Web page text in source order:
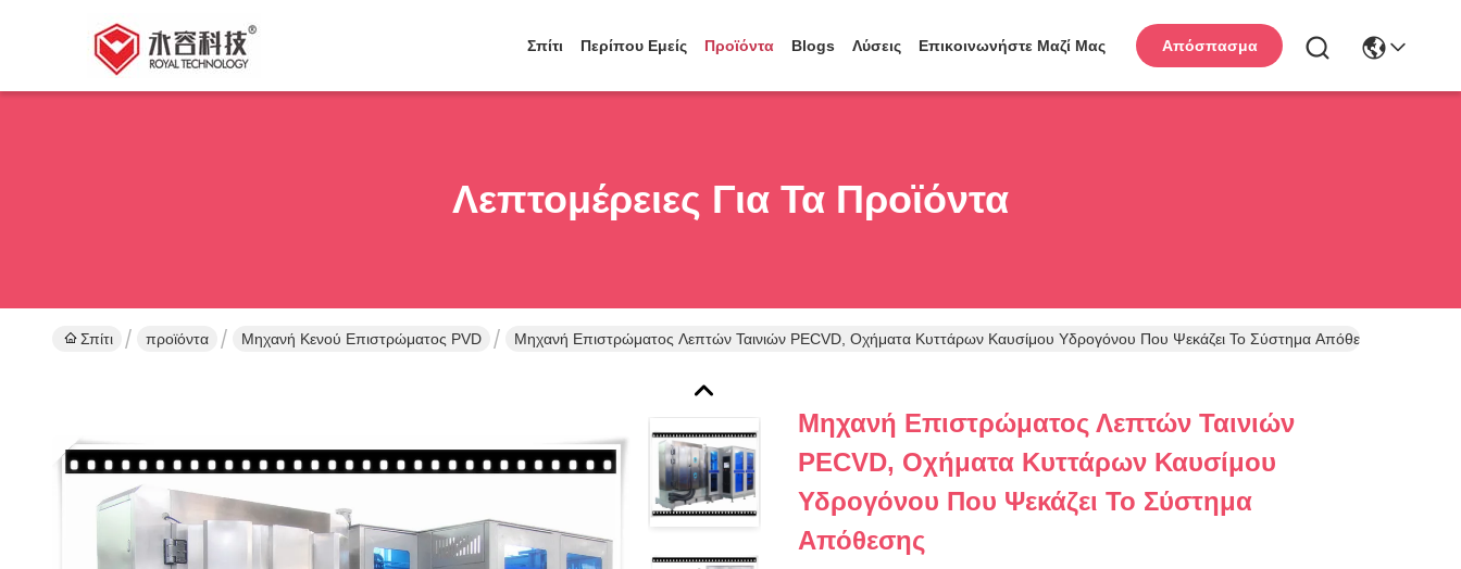
Σπίτι Περίπου Εμείς Προϊόντα Blogs Λύσεις Επικοινωνήστε Μαζί Μας Απόσπασμα
Λεπτομέρειες Για Τα Προϊόντα
Σπίτι προϊόντα Μηχανή Κενού Επιστρώματος PVD Μηχανή Επιστρώματος Λεπτών Ταινιών PECVD, Οχήματα Κυττάρων Καυσίμου Υδρογόνου Που Ψεκάζει Το Σύστημα Απόθεσης
Μηχανή Επιστρώματος Λεπτών Ταινιών
PECVD, Οχήματα Κυττάρων Καυσίμου
Υδρογόνου Που Ψεκάζει Το Σύστημα
Απόθεσης